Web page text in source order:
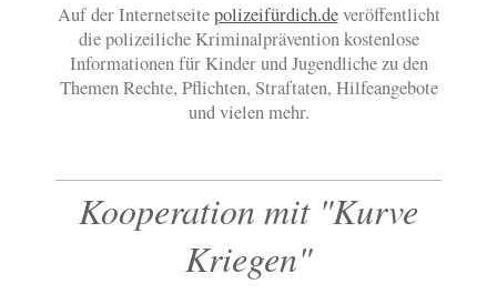
Auf der Internetseitepolizeifürdich.deveröffentlicht
die polizeiliche Kriminalprävention kostenlose
Informationen für Kinder und Jugendliche zu den
Themen Rechte, Pflichten, Straftaten, Hilfeangebote
und vielen mehr.
Kooperation mit "Kurve
Kriegen"